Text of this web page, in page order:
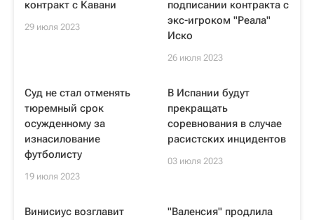
контракт с Кавани
29 июля 2023
подписании контракта с
экс-игроком "Реала"
Иско
26 июля 2023
Суд не стал отменять
тюремный срок
осужденному за
изнасилование
футболисту
19 июля 2023
В Испании будут
прекращать
соревнования в случае
расистских инцидентов
03 июля 2023
Винисиус возглавит
"Валенсия" продлила